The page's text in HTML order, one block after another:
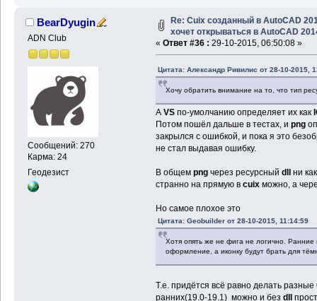
BearDyugin
ADN Club
Сообщений: 270
Карма: 24
Геодезист
Re: Cuix созданный в AutoCAD
хочет открываться в AutoCAD
« Ответ #36 : 29-10-2015, 06:50:08 »
Цитата: Александр Ривилис от 28-10-2015,
Хочу обратить внимание на то, что тип
А VS по-умолчанию определяет их как
Потом пошёл дальше в тестах, и png
закрылся с ошибкой, и пока я это
не стал выдавая ошибку.
В общем png через ресурсный dll ни
странно на прямую в cuixможно, а
Но самое плохое это
Цитата: Geobuilder от 28-10-2015, 11:14:59
Хотя опять же не фига не логично. Ранние
оформление, а иконку будут брать для
Т.е. придётся всё равно делать разные
ранних(19.0-19.1) можно и без dll